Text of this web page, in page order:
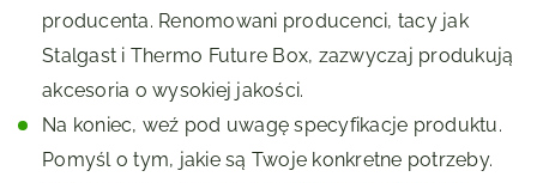
producenta. Renomowani producenci, tacy jak
Stalgast i Thermo Future Box, zazwyczaj produkują
akcesoria o wysokiej jakości.
Na koniec, weź pod uwagę specyfikacje produktu.
Pomyśl o tym, jakie są Twoje konkretne potrzeby.